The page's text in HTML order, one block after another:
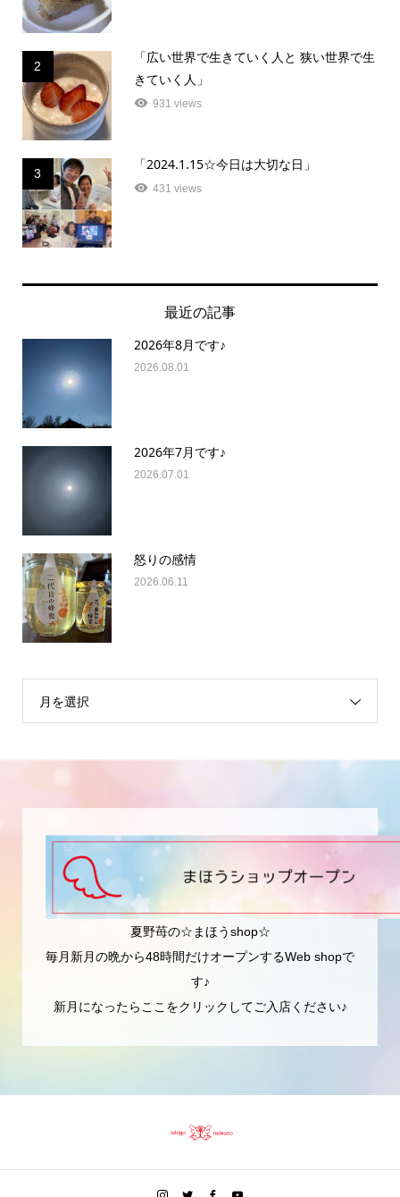
2
「広い世界で生きていく人と 狭い世界で生
きていく人」
931 views
3
「2024.1.15☆今日は大切な日」
431 views
最近の記事
2026年8月です♪
2026.08.01
2026年7月です♪
2026.07.01
怒りの感情
2026.06.11
月を選択
夏野苺の☆まほうshop☆
毎月新月の晩から48時間だけオープンするWeb shopで
す♪
新月になったらここをクリックしてご入店ください♪